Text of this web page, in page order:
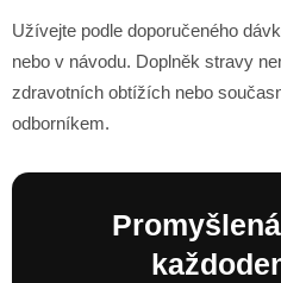
Užívejte podle doporučeného
nebo v návodu. Doplněk stravy
zdravotních obtížích nebo
odborníkem.